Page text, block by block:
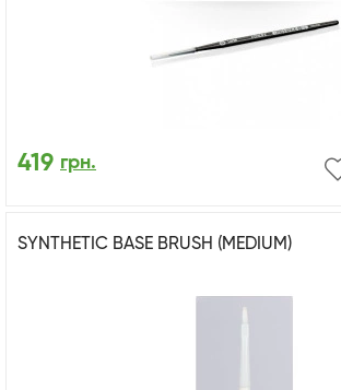
419 грн.
SYNTHETIC BASE BRUSH (MEDIUM)